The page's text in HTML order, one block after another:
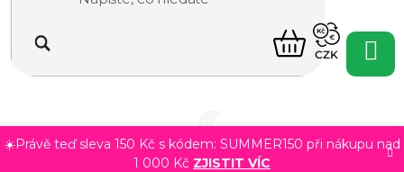
obsah
☀️Právě teď sleva 150 Kč s kódem: SUMMER150 při nákupu nad
1 000 Kč ZJISTIT VÍC
NÁKUPNÍ
KOŠÍK
CZK